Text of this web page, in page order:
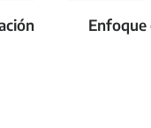
Enfoque